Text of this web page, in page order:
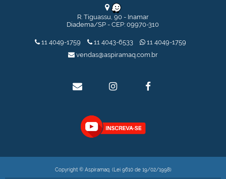
R. Tiguassu, 90 - Inamar
Diadema/SP - CEP: 09970-310
11 4049-1759 11 4043-6533
11 4049-1759
vendas@aspiramaq.com.br
Copyright © Aspiramaq. (Lei 9610 de 19/02/1998)